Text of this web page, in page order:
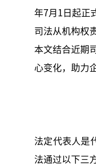
年7月1日起正
司法从机构权
本文结合近期
心变化，助力
法定代表人是
法通过以下三